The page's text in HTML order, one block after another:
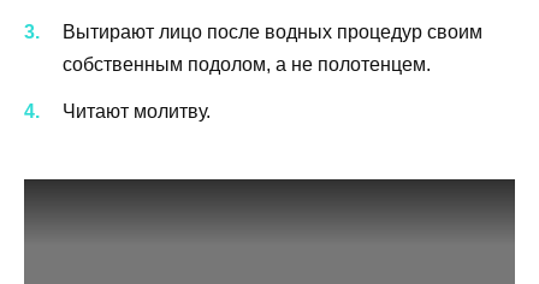
Вытирают лицо после водных процедур своим
собственным подолом, а не полотенцем.
Читают молитву.